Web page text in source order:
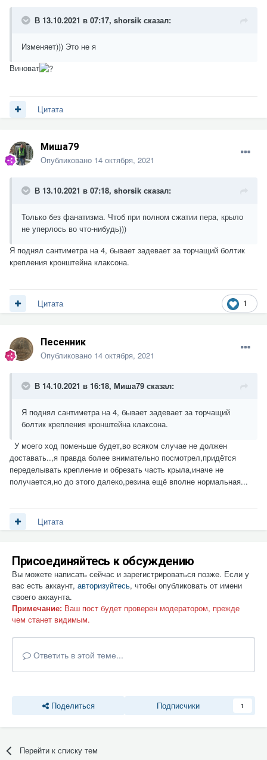
В 13.10.2021 в 07:17, shorsik сказал:
Изменяет))) Это не я
Виноват
Цитата
Миша79
Опубликовано 14 октября, 2021
В 13.10.2021 в 07:18, shorsik сказал:
Только без фанатизма. Чтоб при полном сжатии пера, крыло
не уперлось во что-нибудь)))
Я поднял сантиметра на 4, бывает задевает за торчащий болтик
крепления кронштейна клаксона.
1
Цитата
Песенник
Опубликовано 14 октября, 2021
В 14.10.2021 в 16:18, Миша79 сказал:
Я поднял сантиметра на 4, бывает задевает за торчащий
болтик крепления кронштейна клаксона.
У моего ход поменьше будет,во всяком случае не должен
доставать..,я правда более внимательно посмотрел,придётся
переделывать крепление и обрезать часть крыла,иначе не
получается,но до этого далеко,резина ещё вполне нормальная...
Цитата
Присоединяйтесь к обсуждению
Вы можете написать сейчас и зарегистрироваться позже. Если у
вас есть аккаунт, авторизуйтесь, чтобы опубликовать от имени
своего аккаунта.
Примечание: Ваш пост будет проверен модератором, прежде
чем станет видимым.
Ответить в этой теме...
Поделиться Подписчики 1
Перейти к списку тем